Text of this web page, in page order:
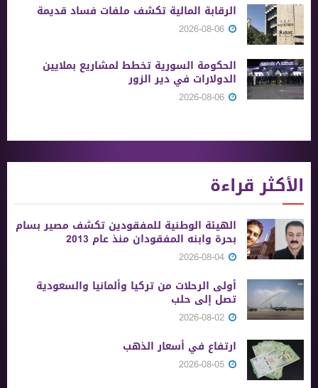
الرقابة المالية تكشف ملفات فساد قديمة
الحكومة السورية تخطط لمشاريع بملايين
الدولارات في دير الزور
الأكثر قراءة
الهيئة الوطنية للمفقودين تكشف مصير بسام
بحرة وابنه المفقودان منذ عام 2013
أولى الرحلات من ‏تركيا وألمانيا والسعودية
تصل إلى حلب
ارتفاع في أسعار الذهب